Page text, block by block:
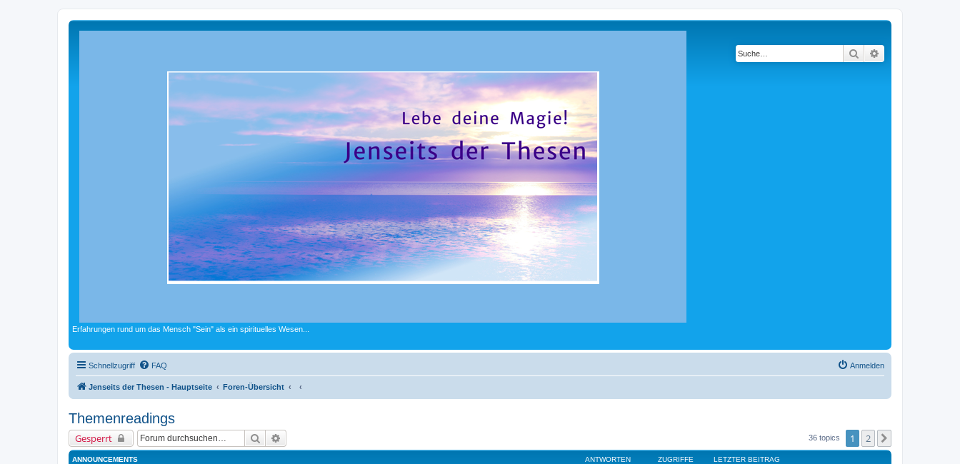
Erfahrungen rund um das Mensch "Sein" als ein spirituelles Wesen...
Suche
Schnellzugriff FAQ Anmelden
Jenseits der Thesen - Hauptseite Foren-Übersicht
Themenreadings
Gesperrt Suche 36 topics 1 2
ANNOUNCEMENTS ANTWORTEN ZUGRIFFE LETZTER BEITRAG